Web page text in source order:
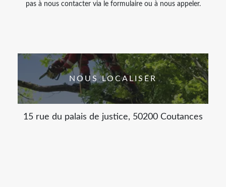
pas à nous contacter via le formulaire ou à nous appeler.
NOUS LOCALISER
15 rue du palais de justice, 50200 Coutances